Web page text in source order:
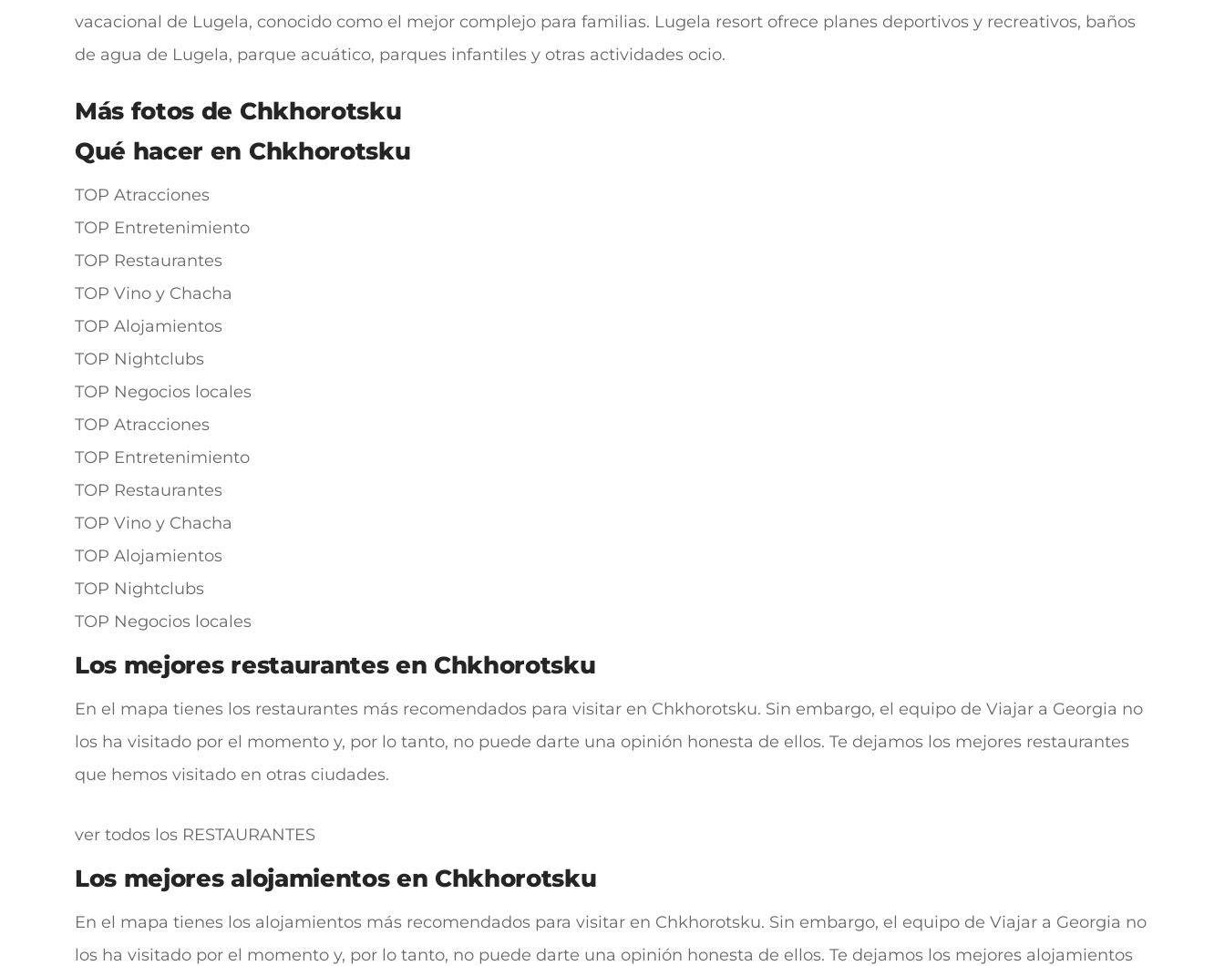
vacacional de Lugela, conocido como el mejor complejo para familias. Lugela resort ofrece planes deportivos y recreativos, baños
de agua de Lugela, parque acuático, parques infantiles y otras actividades ocio.
Más fotos de Chkhorotsku
Qué hacer en Chkhorotsku
TOP Atracciones
TOP Entretenimiento
TOP Restaurantes
TOP Vino y Chacha
TOP Alojamientos
TOP Nightclubs
TOP Negocios locales
TOP Atracciones
TOP Entretenimiento
TOP Restaurantes
TOP Vino y Chacha
TOP Alojamientos
TOP Nightclubs
TOP Negocios locales
Los mejores restaurantes en Chkhorotsku
En el mapa tienes los restaurantes más recomendados para visitar en Chkhorotsku. Sin embargo, el equipo de Viajar a Georgia no
los ha visitado por el momento y, por lo tanto, no puede darte una opinión honesta de ellos. Te dejamos los mejores restaurantes
que hemos visitado en otras ciudades.
ver todos los RESTAURANTES
Los mejores alojamientos en Chkhorotsku
En el mapa tienes los alojamientos más recomendados para visitar en Chkhorotsku. Sin embargo, el equipo de Viajar a Georgia no
los ha visitado por el momento y, por lo tanto, no puede darte una opinión honesta de ellos. Te dejamos los mejores alojamientos